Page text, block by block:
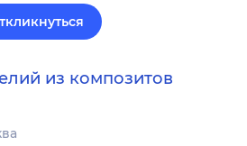
из композитов